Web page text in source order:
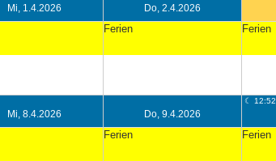
Mi, 1.4.2026 Do, 2.4.2026
Ferien Ferien
Mi, 8.4.2026 Do, 9.4.2026
Ferien
☾ 12:52
Ferien